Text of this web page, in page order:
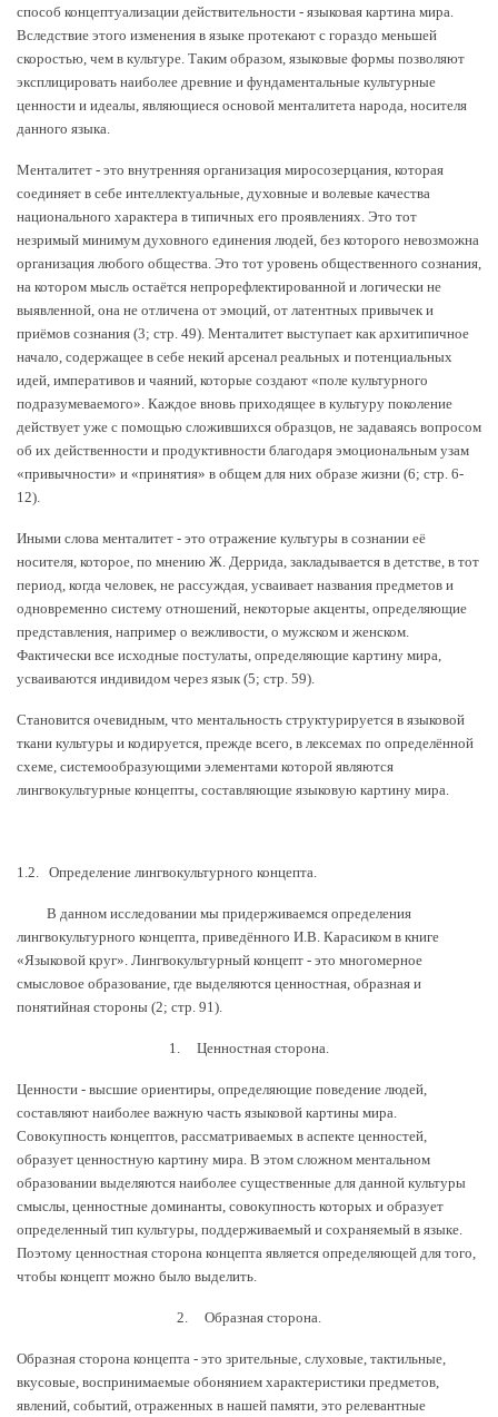
способ концептуализации действительности - языковая картина мира.
Вследствие этого изменения в языке протекают с гораздо меньшей
скоростью, чем в культуре. Таким образом, языковые формы позволяют
эксплицировать наиболее древние и фундаментальные культурные
ценности и идеалы, являющиеся основой менталитета народа, носителя
данного языка.
Менталитет - это внутренняя организация миросозерцания, которая
соединяет в себе интеллектуальные, духовные и волевые качества
национального характера в типичных его проявлениях. Это тот
незримый минимум духовного единения людей, без которого невозможна
организация любого общества. Это тот уровень общественного сознания,
на котором мысль остаётся непрорефлектированной и логически не
выявленной, она не отличена от эмоций, от латентных привычек и
приёмов сознания (3; стр. 49). Менталитет выступает как архитипичное
начало, содержащее в себе некий арсенал реальных и потенциальных
идей, императивов и чаяний, которые создают «поле культурного
подразумеваемого». Каждое вновь приходящее в культуру поколение
действует уже с помощью сложившихся образцов, не задаваясь вопросом
об их действенности и продуктивности благодаря эмоциональным узам
«привычности» и «принятия» в общем для них образе жизни (6; стр. 6-
12).
Иными слова менталитет - это отражение культуры в сознании её
носителя, которое, по мнению Ж. Деррида, закладывается в детстве, в тот
период, когда человек, не рассуждая, усваивает названия предметов и
одновременно систему отношений, некоторые акценты, определяющие
представления, например о вежливости, о мужском и женском.
Фактически все исходные постулаты, определяющие картину мира,
усваиваются индивидом через язык (5; стр. 59).
Становится очевидным, что ментальность структурируется в языковой
ткани культуры и кодируется, прежде всего, в лексемах по определённой
схеме, системообразующими элементами которой являются
лингвокультурные концепты, составляющие языковую картину мира.
1.2. Определение лингвокультурного концепта.
В данном исследовании мы придерживаемся определения
лингвокультурного концепта, приведённого И.В. Карасиком в книге
«Языковой круг». Лингвокультурный концепт - это многомерное
смысловое образование, где выделяются ценностная, образная и
понятийная стороны (2; стр. 91).
1. Ценностная сторона.
Ценности - высшие ориентиры, определяющие поведение людей,
составляют наиболее важную часть языковой картины мира.
Совокупность концептов, рассматриваемых в аспекте ценностей,
образует ценностную картину мира. В этом сложном ментальном
образовании выделяются наиболее существенные для данной культуры
смыслы, ценностные доминанты, совокупность которых и образует
определенный тип культуры, поддерживаемый и сохраняемый в языке.
Поэтому ценностная сторона концепта является определяющей для того,
чтобы концепт можно было выделить.
2. Образная сторона.
Образная сторона концепта - это зрительные, слуховые, тактильные,
вкусовые, воспринимаемые обонянием характеристики предметов,
явлений, событий, отраженных в нашей памяти, это релевантные